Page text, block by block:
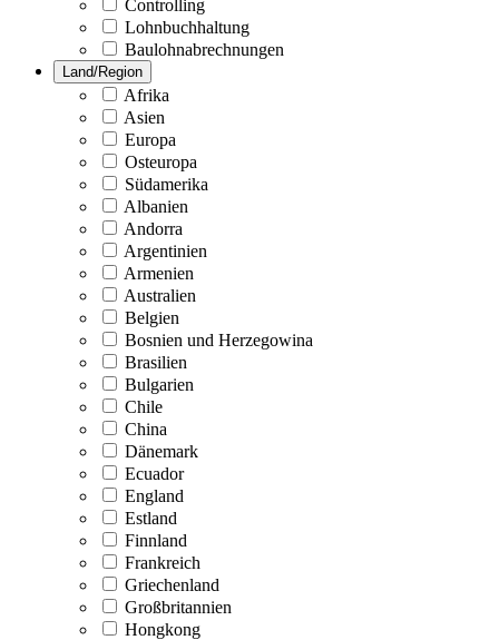
Controlling
Lohnbuchhaltung
Baulohnabrechnungen
Land/Region
Afrika
Asien
Europa
Osteuropa
Südamerika
Albanien
Andorra
Argentinien
Armenien
Australien
Belgien
Bosnien und Herzegowina
Brasilien
Bulgarien
Chile
China
Dänemark
Ecuador
England
Estland
Finnland
Frankreich
Griechenland
Großbritannien
Hongkong